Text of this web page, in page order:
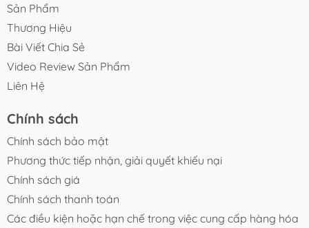
Sản Phẩm
Thương Hiệu
Bài Viết Chia Sẻ
Video Review Sản Phẩm
Liên Hệ
Chính sách
Chính sách bảo mật
Phương thức tiếp nhận, giải quyết khiếu nại
Chính sách giá
Chính sách thanh toán
Các điều kiện hoặc hạn chế trong việc cung cấp hàng hóa